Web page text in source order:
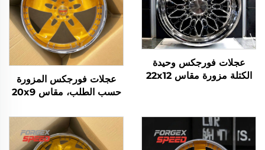
عجلات فورجكس وحيدة
الكتلة مزورة مقاس 22x12
الدفع خارج الطريق 8x170
و5x5 للشاحنات
عجلات فورجكس المزورة
حسب الطلب، مقاس 20x9
و28x12، عجلات كرومية،
جنوط مقعرة، جنوط سيارات
ذهبية